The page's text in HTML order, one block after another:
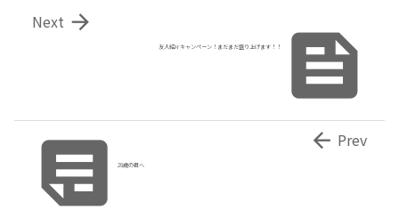

友人紹介キャンペーン！まだまだ盛り上げます！！

Next
28歳の君へ
 Prev